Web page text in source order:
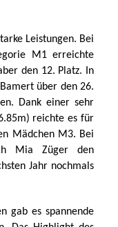
Leistungen. Bei
M1 erreichte
den 12. Platz. In
über den 26.
Dank einer sehr
reichte es für
Mädchen M3. Bei
Mia Züger den
Jahr nochmals
gab es spannende